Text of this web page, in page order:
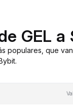
GEL a
populares, que